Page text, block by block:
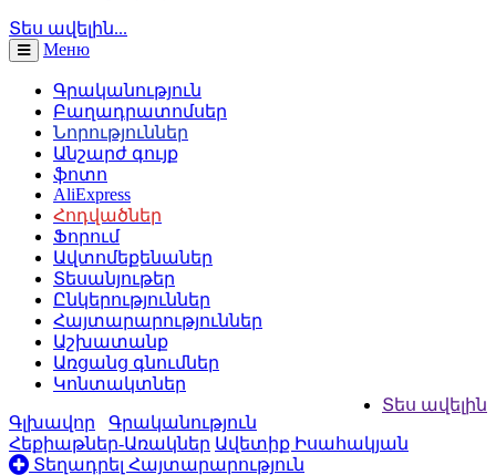
Տես ավելին...
Меню
Գրականություն
Բաղադրատոմսեր
Նորություններ
Անշարժ գույք
ֆոտո
AliExpress
Հոդվածներ
Ֆորում
Ավտոմեքենաներ
Տեսանյութեր
Ընկերություններ
Հայտարարություններ
Աշխատանք
Առցանց գնումներ
Կոնտակտներ
Տես ավելին
Գլխավոր
Գրականություն
Հեքիաթներ-Առակներ Ավետիք Իսահակյան
Տեղադրել Հայտարարություն